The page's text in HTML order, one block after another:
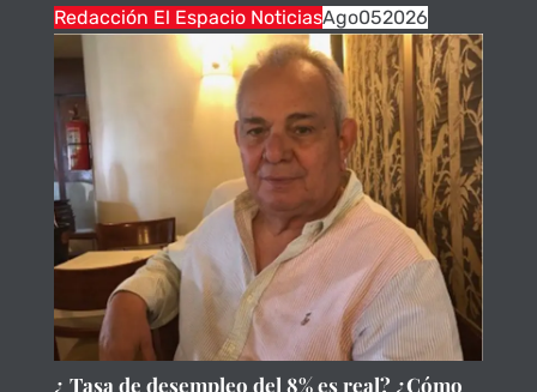
Redacción El Espacio NoticiasAgo052026
¿ Tasa de desempleo del 8% es real? ¿Cómo